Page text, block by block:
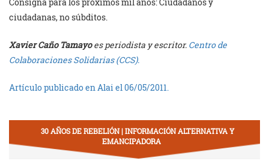
ciudadanas, no súbditos.
Xavier Caño Tamayoes periodista y escritor. Centro de
Colaboraciones Solidarias (CCS).
Artículo publicado en Alai el 06/05/2011.
30 AÑOS DE REBELIÓN | INFORMACIÓN ALTERNATIVA Y
EMANCIPADORA